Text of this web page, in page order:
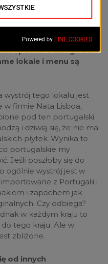
napić się kawy i
coraz więcej ludzi
sposób odbiega od
lokale i menu są
wystrój tego lokalu jest
w firmie Nata Lisboa,
pod ten portugalski
i dziwią się, że nie ma
płytek. Wynika to
portugalskie my
Jeśli poszłoby się do
ogólnie wystrój jest w
z Portugalii i
i zapachem jak
Czy odbiega?
w każdym kraju to
tego kraju. Ale w
zbliżone.
od innych